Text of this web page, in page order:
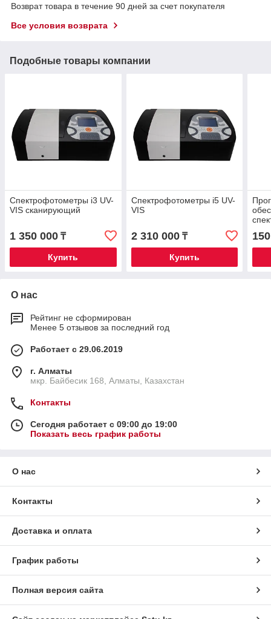
Возврат товара в течение 90 дней за счет покупателя
Все условия возврата
Подобные товары компании
Спектрофотометры i3 UV-
VIS сканирующий
1 350 000 ₸
Купить
Спектрофотометры i5 UV-
VIS
2 310 000₸
Купить
О нас
Рейтинг не сформирован
Менее 5 отзывов за последний год
Работает с 29.06.2019
г. Алматы
мкр. Байбесик 168, Алматы, Казахстан
Контакты
Сегодня работает с 09:00 до 19:00
Показать весь график работы
О нас
Контакты
Доставка и оплата
График работы
Полная версия сайта